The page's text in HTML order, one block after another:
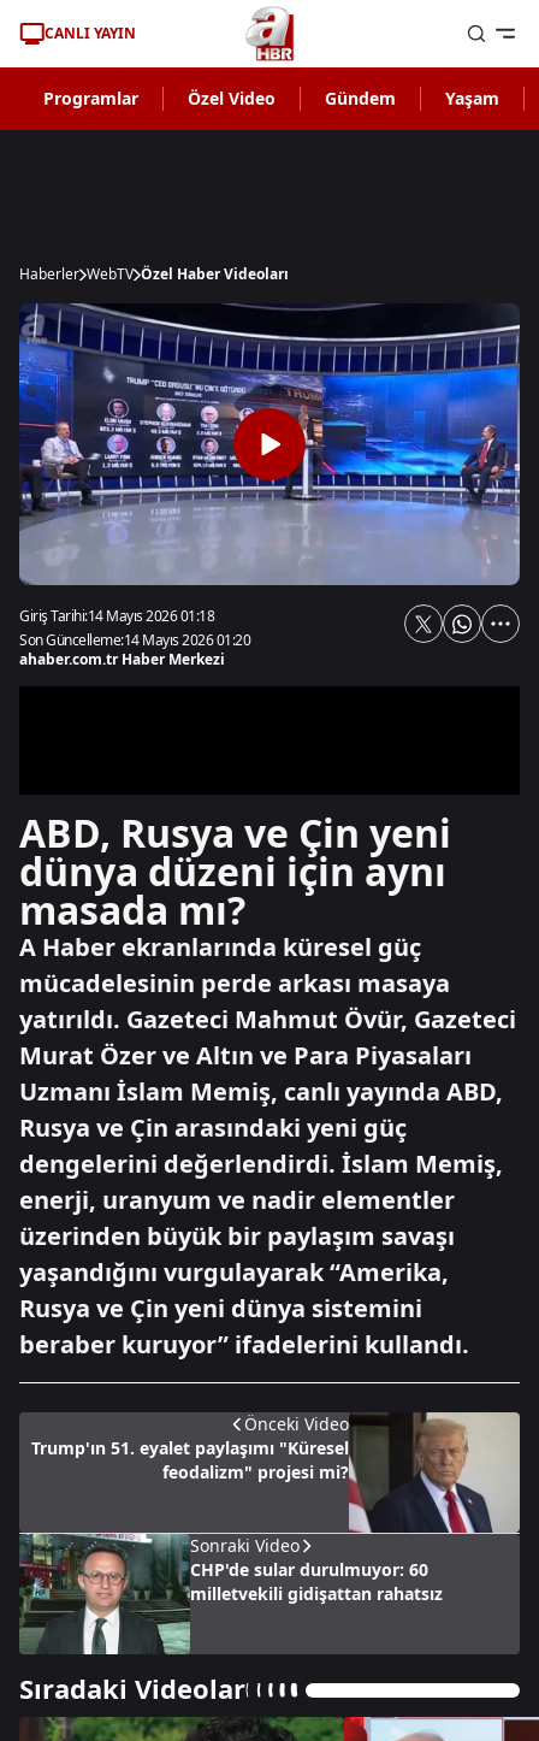
CANLI YAYIN
Programlar Özel Video Gündem Yaşam
Haberler WebTV Özel Haber Videoları
Giriş Tarihi:14 Mayıs 2026 01:18
Son Güncelleme:14 Mayıs 2026 01:20
ahaber.com.tr Haber Merkezi
ABD, Rusya ve Çin yeni
dünya düzeni için aynı
masada mı?
A Haber ekranlarında küresel güç
mücadelesinin perde arkası masaya
yatırıldı. Gazeteci Mahmut Övür, Gazeteci
Murat Özer ve Altın ve Para Piyasaları
Uzmanı İslam Memiş, canlı yayında ABD,
Rusya ve Çin arasındaki yeni güç
dengelerini değerlendirdi. İslam Memiş,
enerji, uranyum ve nadir elementler
üzerinden büyük bir paylaşım savaşı
yaşandığını vurgulayarak “Amerika,
Rusya ve Çin yeni dünya sistemini
beraber kuruyor” ifadelerini kullandı.
Önceki Video
Trump'ın 51. eyalet paylaşımı "Küresel
feodalizm" projesi mi?
Sonraki Video
CHP'de sular durulmuyor: 60
milletvekili gidişattan rahatsız
Sıradaki Videolar